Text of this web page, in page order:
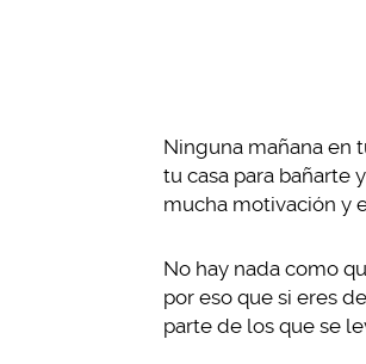
Ninguna mañana en
tu casa para bañarte
mucha motivación y
No hay nada como
por eso que si eres
parte de los que se